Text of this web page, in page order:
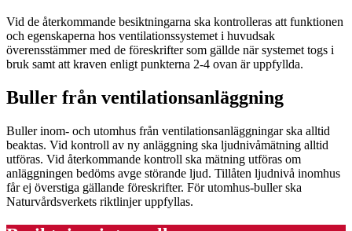
Vid de återkommande besiktningarna ska kontrolleras att funktionen
och egenskaperna hos ventilationssystemet i huvudsak
överensstämmer med de föreskrifter som gällde när systemet togs i
bruk samt att kraven enligt punkterna 2-4 ovan är uppfyllda.
Buller från ventilationsanläggning
Buller inom- och utomhus från ventilationsanläggningar ska alltid
beaktas. Vid kontroll av ny anläggning ska ljudnivåmätning alltid
utföras. Vid återkommande kontroll ska mätning utföras om
anläggningen bedöms avge störande ljud. Tillåten ljudnivå inomhus
får ej överstiga gällande föreskrifter. För utomhus-buller ska
Naturvårdsverkets riktlinjer uppfyllas.